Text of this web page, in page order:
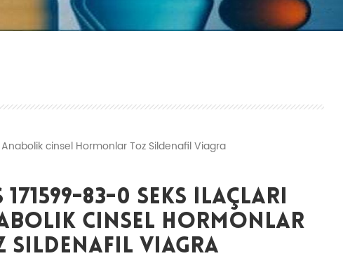
cinsel Hormonlar Toz Sildenafil Viagra
171599-83-0 Seks İlaçları
Cinsel Hormonlar
Sildenafil Viagra